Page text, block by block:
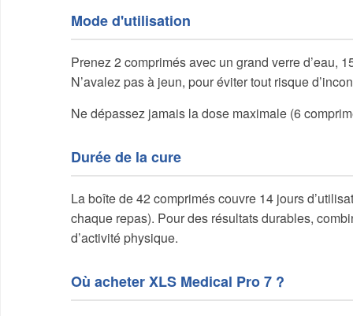
Mode d'utilisation
Prenez 2 comprimés avec un grand verre d’eau,
N’avalez pas à jeun, pour éviter tout risque
Ne dépassez jamais la dose maximale (6
Durée de la cure
La boîte de 42 comprimés couvre 14 jours
chaque repas). Pour des résultats durables,
d’activité physique.
Où acheter XLS Medical Pro 7 ?